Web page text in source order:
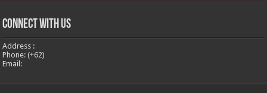
Connect With Us
Address :
Phone: (+62)
Email: